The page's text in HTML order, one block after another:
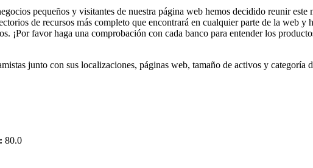
pequeños y visitantes de nuestra página web hemos decidido reunir
de recursos más completo que encontrará en cualquier parte de la web
¡Por favor haga una comprobación con cada banco para entender los
junto con sus localizaciones, páginas web, tamaño de activos y categoría
80.0